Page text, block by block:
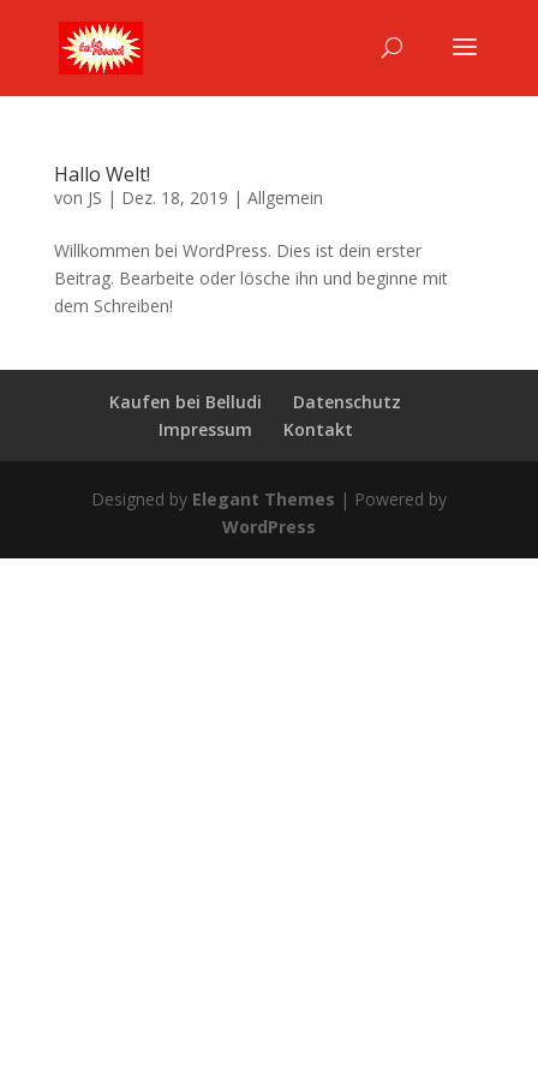
Hallo Welt!
von JS | Dez. 18, 2019 | Allgemein
Willkommen bei WordPress. Dies ist dein erster
Beitrag. Bearbeite oder lösche ihn und beginne mit
dem Schreiben!
Kaufen bei Belludi
Datenschutz
Impressum
Kontakt
Designed by Elegant Themes | Powered by
WordPress